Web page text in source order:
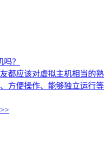
？
都应该对虚拟主机相当的熟
方便操作、能够独立运行等